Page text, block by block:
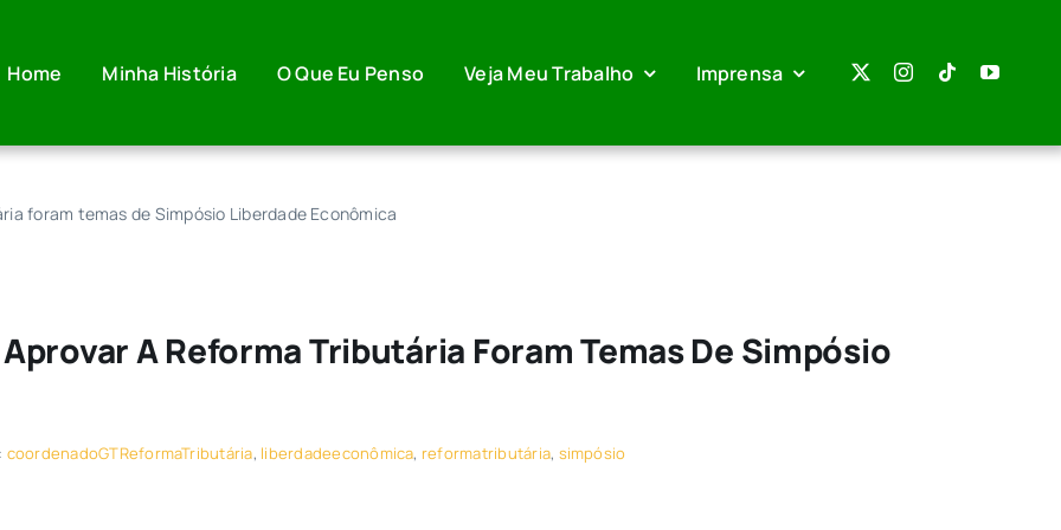
Home Minha História O Que Eu Penso Veja Meu Trabalho Imprensa
foram temas de Simpósio Liberdade Econômica
A Reforma Tributária Foram Temas De Simpósio
coordenadoGTReformaTributária, liberdadeeconômica, reformatributária, simpósio